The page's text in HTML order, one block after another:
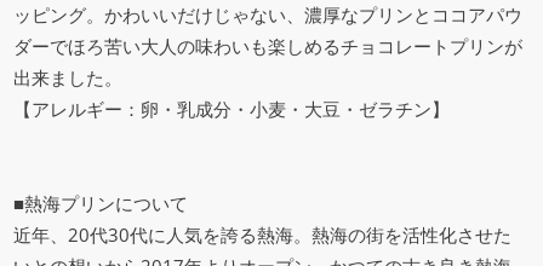
ッピング。かわいいだけじゃない、濃厚なプリンとココアパウ
ダーでほろ苦い大人の味わいも楽しめるチョコレートプリンが
出来ました。
【アレルギー：卵・乳成分・小麦・大豆・ゼラチン】
■熱海プリンについて
近年、20代30代に人気を誇る熱海。熱海の街を活性化させた